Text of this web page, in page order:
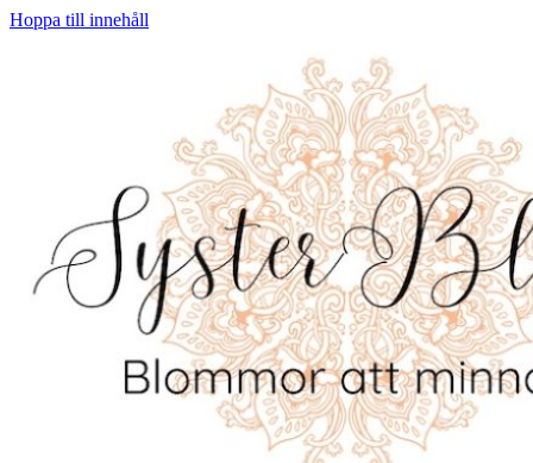
Hoppa till innehåll